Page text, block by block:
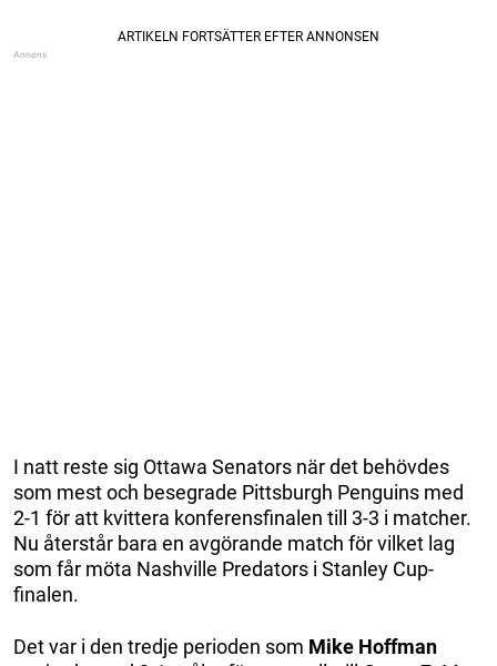
I natt reste sig Ottawa Senators när det behövdes
som mest och besegrade Pittsburgh Penguins med
2-1 för att kvittera konferensfinalen till 3-3 i matcher.
Nu återstår bara en avgörande match för vilket lag
som får möta Nashville Predators i Stanley Cup-
finalen.
Det var i den tredje perioden som Mike Hoffman